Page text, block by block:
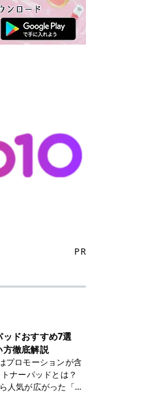
PR
ッドおすすめ7選
方徹底解説
プロモーションが含
人気が広がった「ト